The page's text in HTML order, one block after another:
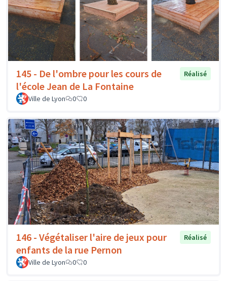
145 - De l'ombre pour les cours de
l'école Jean de La Fontaine
Réalisé
Ville de Lyon 0 0
146 - Végétaliser l'aire de jeux pour
enfants de la rue Pernon
Réalisé
Ville de Lyon 0 0